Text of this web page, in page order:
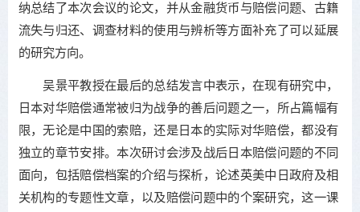
纳总结了本次会议的论文，并从金融货币与赔偿问题、古籍
流失与归还、调查材料的使用与辨析等方面补充了可以延展
的研究方向。
吴景平教授在最后的总结发言中表示，在现有研究中，
日本对华赔偿通常被归为战争的善后问题之一，所占篇幅有
限，无论是中国的索赔，还是日本的实际对华赔偿，都没有
独立的章节安排。本次研讨会涉及战后日本赔偿问题的不同
面向，包括赔偿档案的介绍与探析，论述英美中日政府及相
关机构的专题性文章，以及赔偿问题中的个案研究，这一课